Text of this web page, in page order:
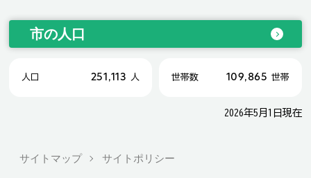
市の人口
人口 251,113 人 世帯数 109,865 世帯
2026年5月1日現在
サイトマップ サイトポリシー